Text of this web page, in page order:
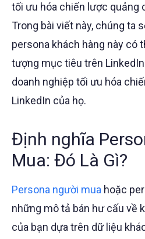
tối ưu hóa chiến lược quảng
Trong bài viết này, chúng ta
persona khách hàng này có
tượng mục tiêu trên
doanh nghiệp tối ưu hóa
LinkedIn của họ.
Định nghĩa
Mua: Đó Là Gì?
Persona người mua hoặc
những mô tả bán hư cấu về
của bạn dựa trên dữ liệu